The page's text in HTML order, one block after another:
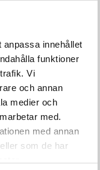
anpassa innehållet
funktioner
Vi
och annan
medier och
med.
med annan
som de har